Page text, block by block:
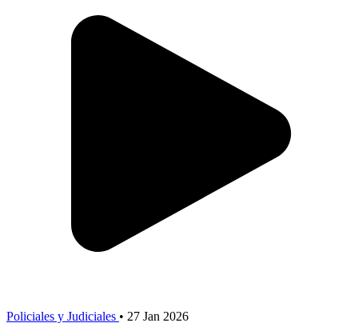
Policiales y Judiciales • 27 Jan 2026